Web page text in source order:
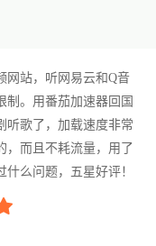
网站，听网易云和Q音
制。用番茄加速器回国
听歌了，加载速度非常
，而且不耗流量，用了
么问题，五星好评！